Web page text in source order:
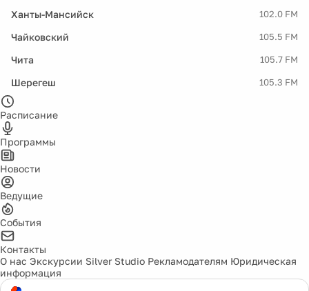
Ханты-Мансийск 102.0 FM
Чайковский 105.5 FM
Чита 105.7 FM
Шерегеш 105.3 FM
Расписание
Программы
Новости
Ведущие
События
Контакты
О нас Экскурсии Silver Studio Рекламодателям Юридическая
информация